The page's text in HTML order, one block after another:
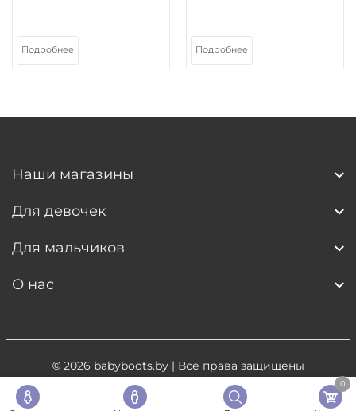
0
Подробнее Подробнее
Наши магазины
Для девочек
Для мальчиков
О нас
© 2026 babyboots.by| Все права защищены
Разработка сайта - 5digital.by